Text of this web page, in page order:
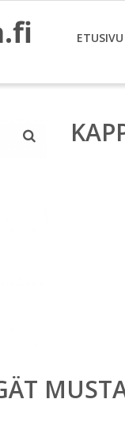
ETUSIVU